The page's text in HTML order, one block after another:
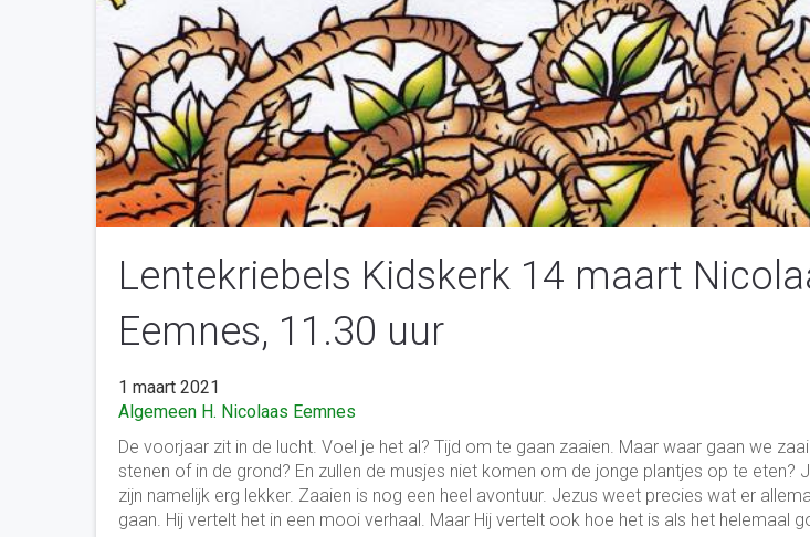
Lentekriebels Kidskerk 14 maart
Eemnes, 11.30 uur
1 maart 2021
Algemeen H. Nicolaas Eemnes
De voorjaar zit in de lucht. Voel je het al? Tijd om te gaan zaaien. Maar waar gaan we
stenen of in de grond? En zullen de musjes niet komen om de jonge plantjes op te eten?
zijn namelijk erg lekker. Zaaien is nog een heel avontuur. Jezus weet precies wat er
gaan. Hij vertelt het in een mooi verhaal. Maar Hij vertelt ook hoe het is als het helemaal